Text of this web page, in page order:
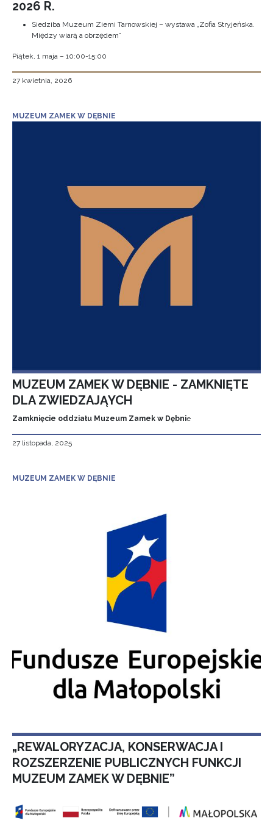
2026 R.
Siedziba Muzeum Ziemi Tarnowskiej – wystawa „Zofia Stryjeńska.
Między wiarą a obrzędem”
Piątek, 1 maja – 10:00-15:00
27 kwietnia, 2026
MUZEUM ZAMEK W DĘBNIE
MUZEUM ZAMEK W DĘBNIE - ZAMKNIĘTE
DLA ZWIEDZAJĄYCH
Zamknięcie oddziału Muzeum Zamek w Dębnie
27 listopada, 2025
MUZEUM ZAMEK W DĘBNIE
„REWALORYZACJA, KONSERWACJA I
ROZSZERZENIE PUBLICZNYCH FUNKCJI
MUZEUM ZAMEK W DĘBNIE”